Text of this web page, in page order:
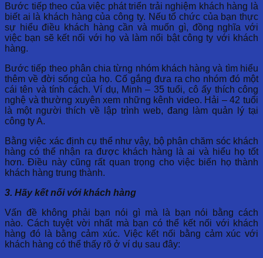
Bước tiếp theo của việc phát triển trải nghiệm khách hàng là
biết ai là khách hàng của công ty. Nếu tổ chức của bạn thực
sự hiểu điều khách hàng cần và muốn gì, đồng nghĩa với
việc bạn sẽ kết nối với họ và làm nổi bật công ty với khách
hàng.
Bước tiếp theo phân chia từng nhóm khách hàng và tìm hiểu
thêm về đời sống của họ. Cố gắng đưa ra cho nhóm đó một
cái tên và tính cách. Ví dụ, Minh – 35 tuổi, cô ấy thích công
nghệ và thường xuyên xem những kênh video. Hải – 42 tuổi
là một người thích về lập trình web, đang làm quản lý tại
công ty A.
Bằng việc xác định cụ thể như vậy, bộ phận chăm sóc khách
hàng có thể nhận ra được khách hàng là ai và hiểu họ tốt
hơn. Điều này cũng rất quan trọng cho việc biến họ thành
khách hàng trung thành.
3. Hãy kết nối với khách hàng
Vấn đề không phải bạn nói gì mà là bạn nói bằng cách
nào. Cách tuyệt vời nhất mà bạn có thể kết nối với khách
hàng đó là bằng cảm xúc. Việc kết nối bằng cảm xúc với
khách hàng có thể thấy rõ ở ví dụ sau đây: